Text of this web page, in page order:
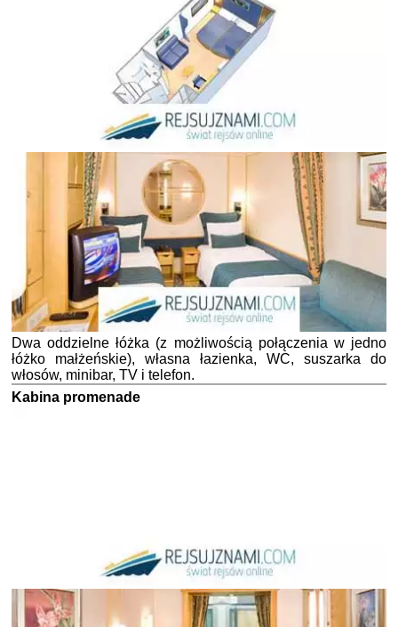
Dwa oddzielne łóżka (z możliwością połączenia w jedno
łóżko małżeńskie), własna łazienka, WC, suszarka do
włosów, minibar, TV i telefon.
Kabina promenade